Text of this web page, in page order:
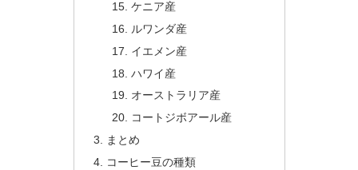
ケニア産
ルワンダ産
イエメン産
ハワイ産
オーストラリア産
コートジボアール産
まとめ
コーヒー豆の種類